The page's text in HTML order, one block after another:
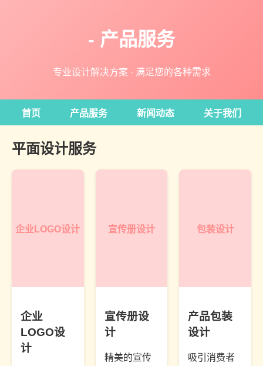
- 产品服务
专业设计解决方案 · 满足您的各种需求
首页 产品服务 新闻动态 关于我们
平面设计服务
企业LOGO设计
企业
LOGO设
计
宣传册设计
宣传册设
计
精美的宣传
包装设计
产品包装
设计
吸引消费者